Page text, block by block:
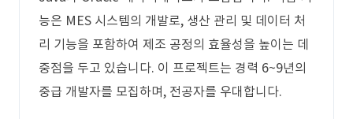
능은 MES 시스템의 개발로, 생산 관리 및 데이터 처
리 기능을 포함하여 제조 공정의 효율성을 높이는 데
중점을 두고 있습니다. 이 프로젝트는 경력 6~9년의
중급 개발자를 모집하며, 전공자를 우대합니다.